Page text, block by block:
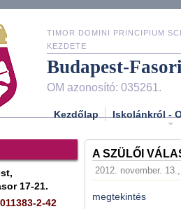
TIMOR DOMINI PRINCIPIUM
KEZDETE
Budapest-
OM azonosító: 035261.
Kezdőlap Iskolánkról -
17-21.
2-42
A SZÜLŐI
2012. november.
megtekintés